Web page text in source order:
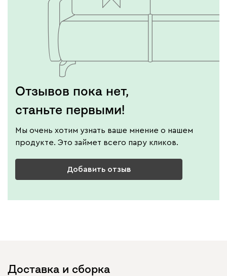
Отзывов пока нет,
станьте первыми!
Мы очень хотим узнать ваше мнение о нашем
продукте. Это займет всего пару кликов.
Добавить отзыв
Доставка и сборка